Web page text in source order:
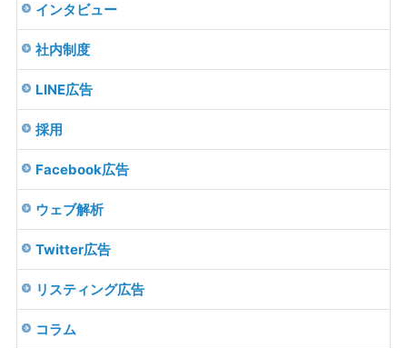
インタビュー
社内制度
LINE広告
採用
Facebook広告
ウェブ解析
Twitter広告
リスティング広告
コラム